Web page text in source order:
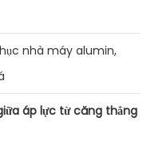
nhà máy alumin,
áp lực từ căng thẳng